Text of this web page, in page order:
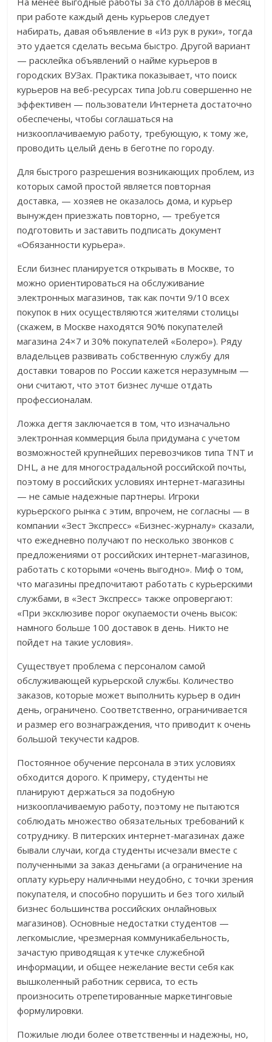
при работе каждый день курьеров следует
набирать, давая объявление в «Из рук в руки», тогда
это удается сделать весьма быстро. Другой вариант
— расклейка объявлений о найме курьеров в
городских ВУЗах. Практика показывает, что поиск
курьеров на веб-ресурсах типа Job.ru совершенно не
эффективен — пользователи Интернета достаточно
обеспечены, чтобы соглашаться на
низкооплачиваемую работу, требующую, к тому же,
проводить целый день в беготне по городу.
Для быстрого разрешения возникающих проблем, из
которых самой простой является повторная
доставка, — хозяев не оказалось дома, и курьер
вынужден приезжать повторно, — требуется
подготовить и заставить подписать документ
«Обязанности курьера».
Если бизнес планируется открывать в Москве, то
можно ориентироваться на обслуживание
электронных магазинов, так как почти 9/10 всех
покупок в них осуществляются жителями столицы
(скажем, в Москве находятся 90% покупателей
магазина 24×7 и 30% покупателей «Болеро»). Ряду
владельцев развивать собственную службу для
доставки товаров по России кажется неразумным —
они считают, что этот бизнес лучше отдать
профессионалам.
Ложка дегтя заключается в том, что изначально
электронная коммерция была придумана с учетом
возможностей крупнейших перевозчиков типа TNT и
DHL, а не для многострадальной российской почты,
поэтому в российских условиях интернет-магазины
— не самые надежные партнеры. Игроки
курьерского рынка с этим, впрочем, не согласны — в
компании «Зест Экспресс» «Бизнес-журналу» сказали,
что ежедневно получают по несколько звонков с
предложениями от российских интернет-магазинов,
работать с которыми «очень выгодно». Миф о том,
что магазины предпочитают работать с курьерскими
службами, в «Зест Экспресс» также опровергают:
«При эксклюзиве порог окупаемости очень высок:
намного больше 100 доставок в день. Никто не
пойдет на такие условия».
Существует проблема с персоналом самой
обслуживающей курьерской службы. Количество
заказов, которые может выполнить курьер в один
день, ограничено. Соответственно, ограничивается
и размер его вознаграждения, что приводит к очень
большой текучести кадров.
Постоянное обучение персонала в этих условиях
обходится дорого. К примеру, студенты не
планируют держаться за подобную
низкооплачиваемую работу, поэтому не пытаются
соблюдать множество обязательных требований к
сотруднику. В питерских интернет-магазинах даже
бывали случаи, когда студенты исчезали вместе с
полученными за заказ деньгами (а ограничение на
оплату курьеру наличными неудобно, с точки зрения
покупателя, и способно порушить и без того хилый
бизнес большинства российских онлайновых
магазинов). Основные недостатки студентов —
легкомыслие, чрезмерная коммуникабельность,
зачастую приводящая к утечке служебной
информации, и общее нежелание вести себя как
вышколенный работник сервиса, то есть
произносить отрепетированные маркетинговые
формулировки.
Пожилые люди более ответственны и надежны, но,